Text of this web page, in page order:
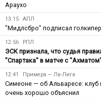
Араухо
13:15 АПЛ
"Мидлсбро" подписал
12:56 РПЛ
ЭСК признала, что судья
"Спартака" в матче с
12:41 Примера — Ла-Лига
Симеоне — об Альваресе: клуб
очень хорошо объяснил